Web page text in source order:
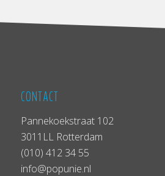
CONTACT
Pannekoekstraat 102
3011LL Rotterdam
(010) 412 34 55
info@popunie.nl